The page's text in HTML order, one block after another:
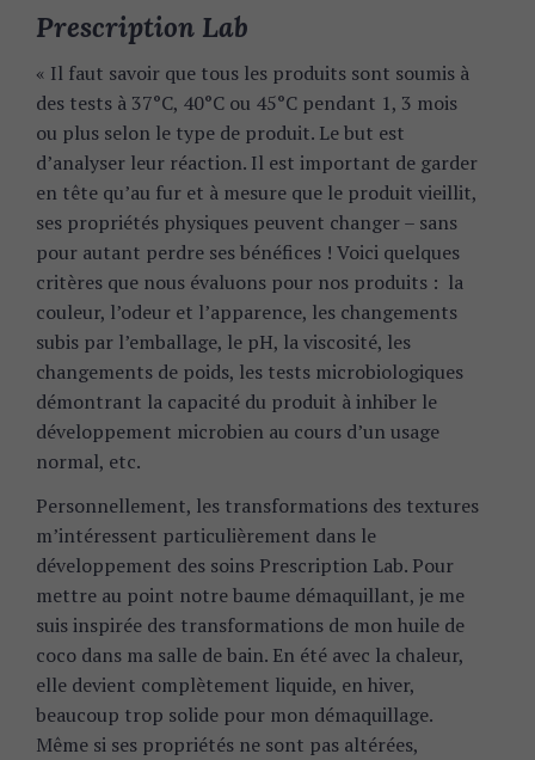
Prescription Lab
« Il faut savoir que tous les produits sont soumis à
des tests à 37°C, 40°C ou 45°C pendant 1, 3 mois
ou plus selon le type de produit. Le but est
d’analyser leur réaction. Il est important de garder
en tête qu’au fur et à mesure que le produit vieillit,
ses propriétés physiques peuvent changer – sans
pour autant perdre ses bénéfices ! Voici quelques
critères que nous évaluons pour nos produits : la
couleur, l’odeur et l’apparence, les changements
subis par l’emballage, le pH, la viscosité, les
changements de poids, les tests microbiologiques
démontrant la capacité du produit à inhiber le
développement microbien au cours d’un usage
normal, etc.
Personnellement, les transformations des textures
m’intéressent particulièrement dans le
développement des soins Prescription Lab. Pour
mettre au point notre baume démaquillant, je me
suis inspirée des transformations de mon huile de
coco dans ma salle de bain. En été avec la chaleur,
elle devient complètement liquide, en hiver,
beaucoup trop solide pour mon démaquillage.
Même si ses propriétés ne sont pas altérées,